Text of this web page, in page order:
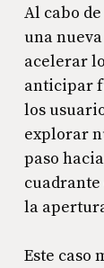
Al cabo
una
acelerar
anticipar
los
explorar
paso
la
Este caso